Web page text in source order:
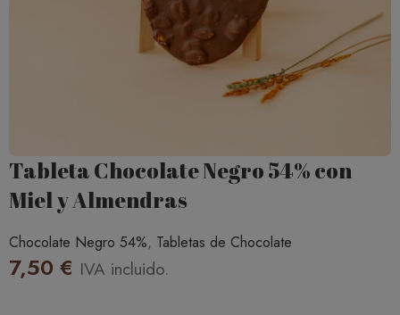
Tableta Chocolate Negro 54% con
Miel y Almendras
Chocolate Negro 54%, Tabletas de Chocolate
7,50 € IVA incluido.